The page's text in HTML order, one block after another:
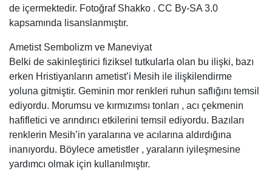
de içermektedir. Fotoğraf Shakko . CC By-SA 3.0
kapsamında lisanslanmıştır.
Ametist Sembolizm ve Maneviyat
Belki de sakinleştirici fiziksel tutkularla olan bu ilişki, bazı
erken Hristiyanların ametist’i Mesih ile ilişkilendirme
yoluna gitmiştir. Geminin mor renkleri ruhun saflığını temsil
ediyordu. Morumsu ve kırmızımsı tonları , acı çekmenin
hafifletici ve arındırıcı etkilerini temsil ediyordu. Bazıları
renklerin Mesih’in yaralarına ve acılarına aldırdığına
inanıyordu. Böylece ametistler , yaraların iyileşmesine
yardımcı olmak için kullanılmıştır.